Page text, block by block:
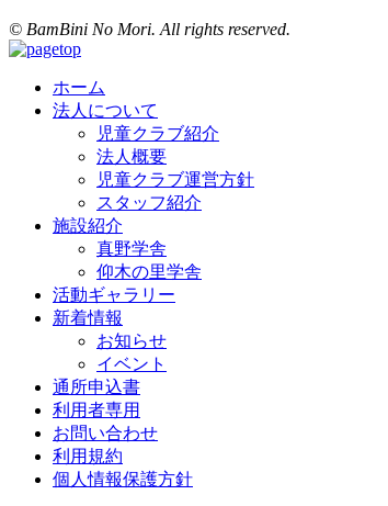
© BamBini No Mori. All rights reserved.
ホーム
法人について
児童クラブ紹介
法人概要
児童クラブ運営方針
スタッフ紹介
施設紹介
真野学舎
仰木の里学舎
活動ギャラリー
新着情報
お知らせ
イベント
通所申込書
利用者専用
お問い合わせ
利用規約
個人情報保護方針